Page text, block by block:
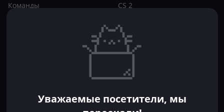
Команды
CS 2
Букмекеры
CS 2
ФрибетыУважаемые посетители, мы